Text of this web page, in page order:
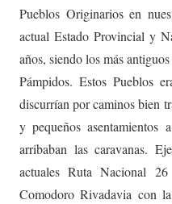
Pueblos Originarios en
actual Estado Provincial y
años, siendo los más
Pámpidos. Estos Pueblos
discurrían por caminos bien
y pequeños asentamientos
arribaban las caravanas.
actuales Ruta Nacional
Comodoro Rivadavia con